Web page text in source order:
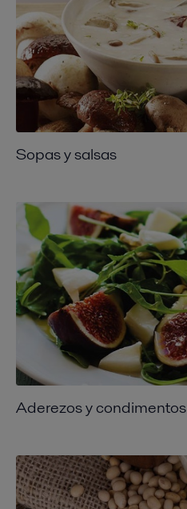
Sopas y salsas
Aderezos y condimentos